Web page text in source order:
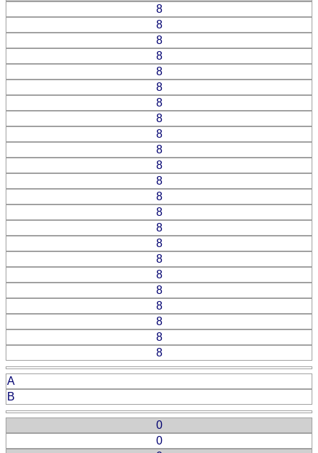
8
8
8
8
8
8
8
8
8
8
8
8
8
8
8
8
8
8
8
8
8
8
8
A
B
0
0